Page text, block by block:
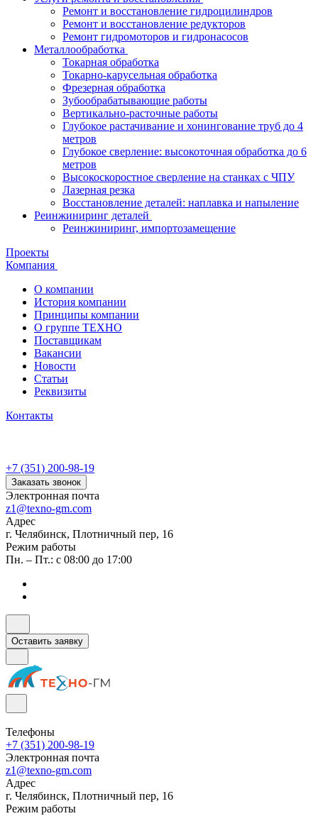
Ремонт и восстановление гидроцилиндров
Ремонт и восстановление редукторов
Ремонт гидромоторов и гидронасосов
Металлообработка
Токарная обработка
Токарно-карусельная обработка
Фрезерная обработка
Зубообрабатывающие работы
Вертикально-расточные работы
Глубокое растачивание и хонингование труб до 4
метров
Глубокое сверление: высокоточная обработка до 6
метров
Высокоскоростное сверление на станках с ЧПУ
Лазерная резка
Восстановление деталей: наплавка и напыление
Реинжиниринг деталей
Реинжиниринг, импортозамещение
Проекты
Компания
О компании
История компании
Принципы компании
О группе ТЕХНО
Поставщикам
Вакансии
Новости
Статьи
Реквизиты
Контакты
+7 (351) 200-98-19
Заказать звонок
Электронная почта
z1@texno-gm.com
Адрес
г. Челябинск, Плотничный пер, 16
Режим работы
Пн. – Пт.: с 08:00 до 17:00
Оставить заявку
Телефоны
+7 (351) 200-98-19
Электронная почта
z1@texno-gm.com
Адрес
г. Челябинск, Плотничный пер, 16
Режим работы